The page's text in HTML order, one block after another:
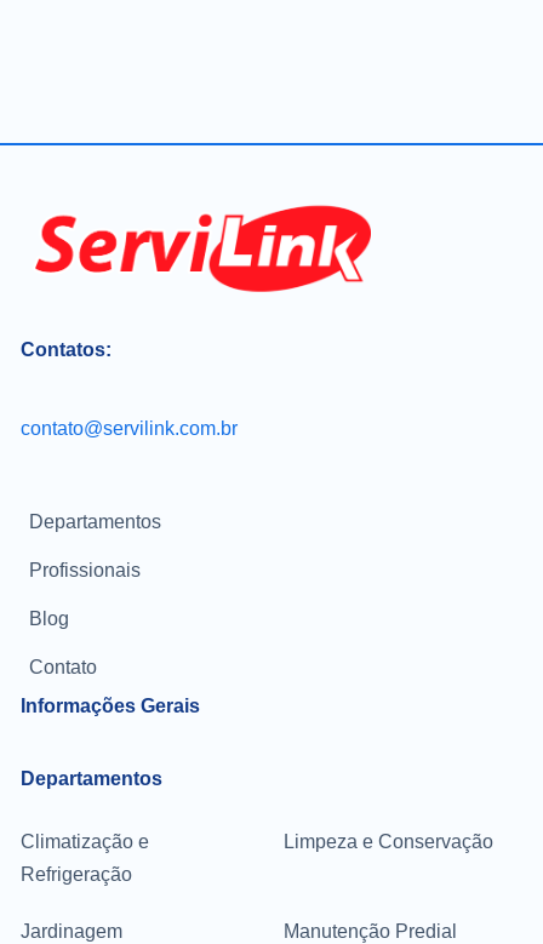
Contatos:
contato@servilink.com.br
Informações Gerais
Departamentos
Profissionais
Blog
Contato
Departamentos
Climatização e
Refrigeração
Limpeza e Conservação
Jardinagem Manutenção Predial